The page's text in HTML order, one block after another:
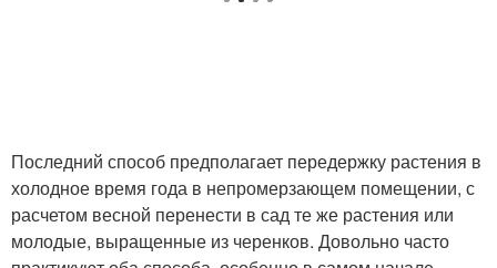
Последний способ предполагает передержку растения в
холодное время года в непромерзающем помещении, с
расчетом весной перенести в сад те же растения или
молодые, выращенные из черенков. Довольно часто